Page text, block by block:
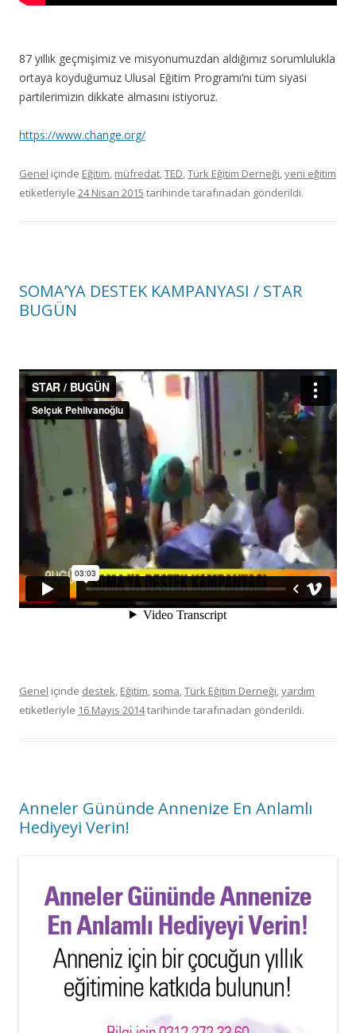
87 yıllık geçmişimiz ve misyonumuzdan aldığımız sorumlulukla
ortaya koyduğumuz Ulusal Eğitim Programı’nı tüm siyasi
partilerimizin dikkate almasını istiyoruz.
https://www.change.org/
Genel içinde Eğitim, müfredat,TED,Türk Eğitim Derneği,yeni eğitim
etiketleriyle 24 Nisan 2015 tarihinde tarafınadan gönderildi.
SOMA’YA DESTEK KAMPANYASI / STAR
BUGÜN
Genel içinde destek, Eğitim, soma,Türk Eğitim Derneği,yardım
etiketleriyle 16 Mayıs 2014tarihinde tarafınadan gönderildi.
Anneler Gününde Annenize En Anlamlı
Hediyeyi Verin!